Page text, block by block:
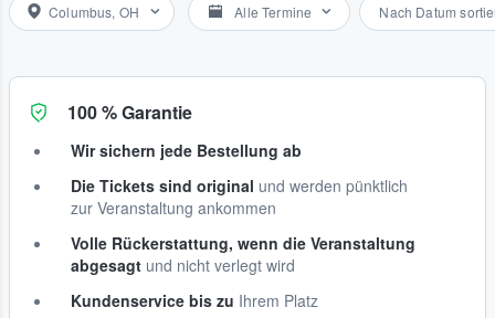
Columbus, OH Alle Termine Nach Datum
100 % Garantie
Wir sichern jede Bestellung ab
Die Tickets sind original und werden pünktlich
zur Veranstaltung ankommen
Volle Rückerstattung, wenn die Veranstaltung
abgesagt und nicht verlegt wird
Kundenservice bis zu Ihrem Platz